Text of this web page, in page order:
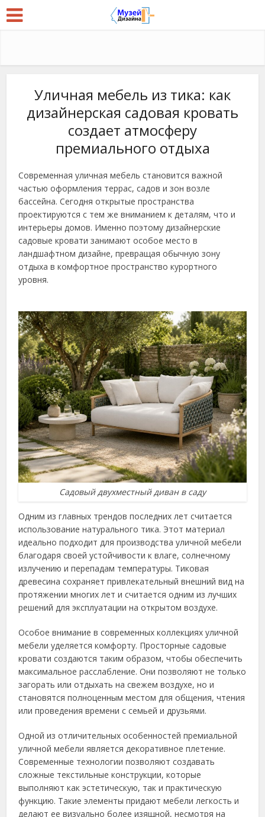
Уличная мебель из тика: как
дизайнерская садовая кровать
создает атмосферу
премиального отдыха
Современная уличная мебель становится важной
частью оформления террас, садов и зон возле
бассейна. Сегодня открытые пространства
проектируются с тем же вниманием к деталям, что и
интерьеры домов. Именно поэтому дизайнерские
садовые кровати занимают особое место в
ландшафтном дизайне, превращая обычную зону
отдыха в комфортное пространство курортного
уровня.
Садовый двухместный диван в саду
Одним из главных трендов последних лет считается
использование натурального тика. Этот материал
идеально подходит для производства уличной мебели
благодаря своей устойчивости к влаге, солнечному
излучению и перепадам температуры. Тиковая
древесина сохраняет привлекательный внешний вид на
протяжении многих лет и считается одним из лучших
решений для эксплуатации на открытом воздухе.
Особое внимание в современных коллекциях уличной
мебели уделяется комфорту. Просторные садовые
кровати создаются таким образом, чтобы обеспечить
максимальное расслабление. Они позволяют не только
загорать или отдыхать на свежем воздухе, но и
становятся полноценным местом для общения, чтения
или проведения времени с семьей и друзьями.
Одной из отличительных особенностей премиальной
уличной мебели является декоративное плетение.
Современные технологии позволяют создавать
сложные текстильные конструкции, которые
выполняют как эстетическую, так и практическую
функцию. Такие элементы придают мебели легкость и
делают ее визуально более изящной, несмотря на